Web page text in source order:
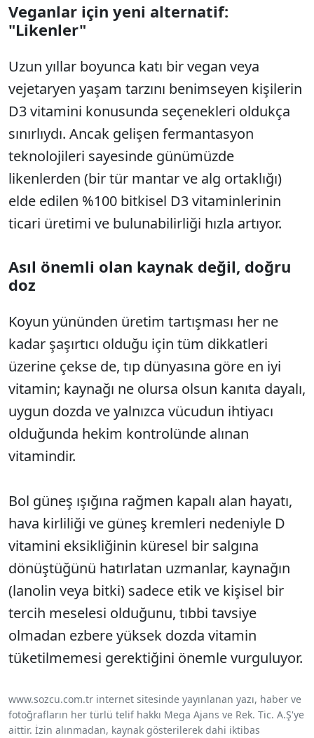
Veganlar için yeni alternatif:
"Likenler"
Uzun yıllar boyunca katı bir vegan veya
vejetaryen yaşam tarzını benimseyen kişilerin
D3 vitamini konusunda seçenekleri oldukça
sınırlıydı. Ancak gelişen fermantasyon
teknolojileri sayesinde günümüzde
likenlerden (bir tür mantar ve alg ortaklığı)
elde edilen %100 bitkisel D3 vitaminlerinin
ticari üretimi ve bulunabilirliği hızla artıyor.
Asıl önemli olan kaynak değil, doğru
doz
Koyun yününden üretim tartışması her ne
kadar şaşırtıcı olduğu için tüm dikkatleri
üzerine çekse de, tıp dünyasına göre en iyi
vitamin; kaynağı ne olursa olsun kanıta dayalı,
uygun dozda ve yalnızca vücudun ihtiyacı
olduğunda hekim kontrolünde alınan
vitamindir.
Bol güneş ışığına rağmen kapalı alan hayatı,
hava kirliliği ve güneş kremleri nedeniyle D
vitamini eksikliğinin küresel bir salgına
dönüştüğünü hatırlatan uzmanlar, kaynağın
(lanolin veya bitki) sadece etik ve kişisel bir
tercih meselesi olduğunu, tıbbi tavsiye
olmadan ezbere yüksek dozda vitamin
tüketilmemesi gerektiğini önemle vurguluyor.
www.sozcu.com.tr internet sitesinde yayınlanan yazı, haber ve
fotoğrafların her türlü telif hakkı Mega Ajans ve Rek. Tic. A.Ş'ye
aittir. İzin alınmadan, kaynak gösterilerek dahi iktibas